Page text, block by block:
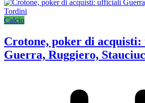
Calcio
Crotone, poker di
Guerra, Ruggiero,